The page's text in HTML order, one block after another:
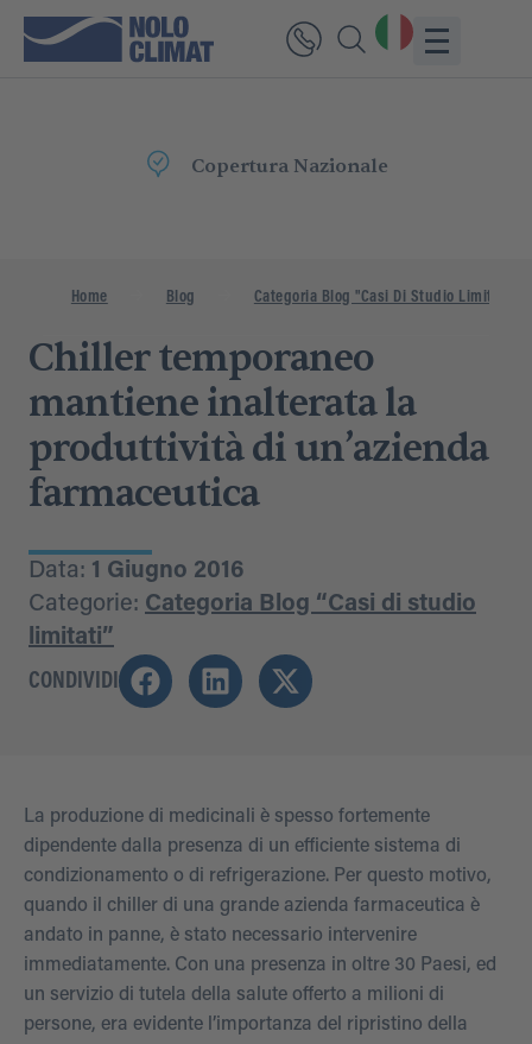
ConsegnaRapida
Home Blog Categoria Blog "Casi Di Studio Limitati"
Chiller temporaneo
mantiene inalterata la
produttività di un’azienda
farmaceutica
Data: 1 Giugno 2016
Categorie: Categoria Blog “Casi di studio
limitati”
CONDIVIDI
La produzione di medicinali è spesso fortemente
dipendente dalla presenza di un efficiente sistema di
condizionamento o di refrigerazione. Per questo motivo,
quando il chiller di una grande azienda farmaceutica è
andato in panne, è stato necessario intervenire
immediatamente. Con una presenza in oltre 30 Paesi, ed
un servizio di tutela della salute offerto a milioni di
persone, era evidente l’importanza del ripristino della